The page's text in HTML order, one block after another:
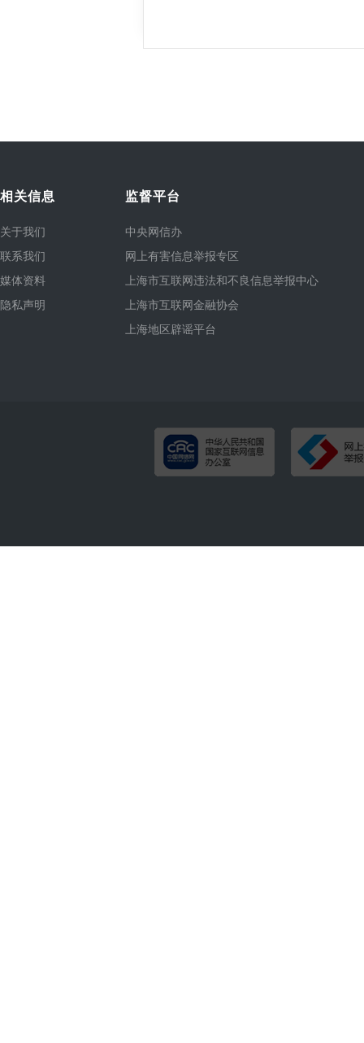
相关信息
关于我们
联系我们
媒体资料
隐私声明
监督平台
中央网信办
网上有害信息举报专区
上海市互联网违法和不良信息举报中心
上海市互联网金融协会
上海地区辟谣平台